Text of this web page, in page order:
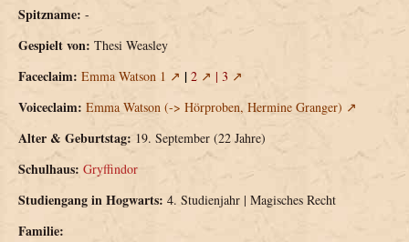
Spitzname: -
Gespielt von: Thesi Weasley
Faceclaim: Emma Watson 1 | 2 | 3
Voiceclaim: Emma Watson (-> Hörproben, Hermine Granger)
Alter & Geburtstag: 19. September (22 Jahre)
Schulhaus: Gryffindor
Studiengang in Hogwarts: 4. Studienjahr | Magisches Recht
Familie: